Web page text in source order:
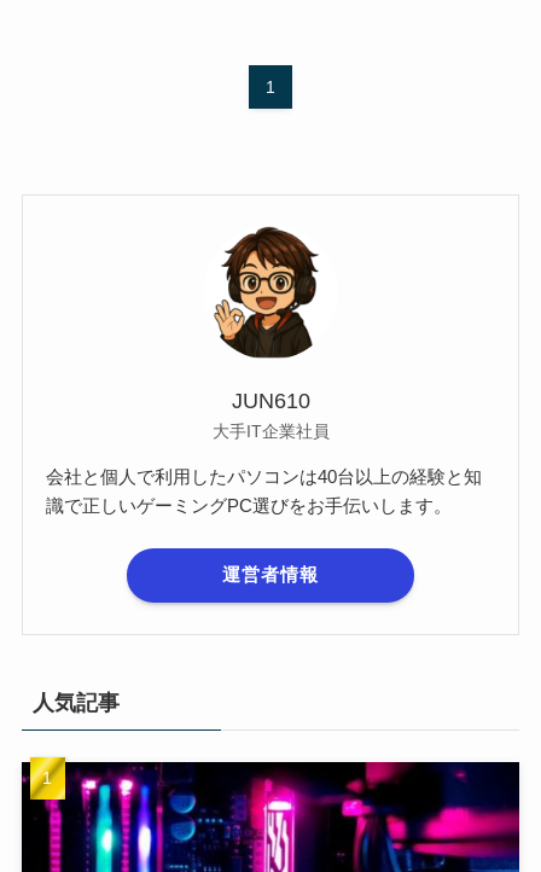
1
JUN610
大手IT企業社員
会社と個人で利用したパソコンは40台以上の経験と知
識で正しいゲーミングPC選びをお手伝いします。
運営者情報
人気記事